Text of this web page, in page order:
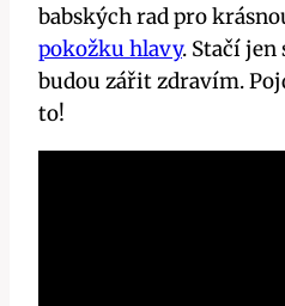
babských rad pro
pokožku hlavy. Stačí jen
budou zářit zdravím.
to!